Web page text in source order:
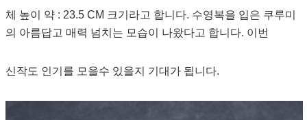
체 높이 약 : 23.5 CM 크기라고 합니다. 수영복을 입은 쿠루미
의 아름답고 매력 넘치는 모습이 나왔다고 합니다. 이번
신작도 인기를 모을수 있을지 기대가 됩니다.